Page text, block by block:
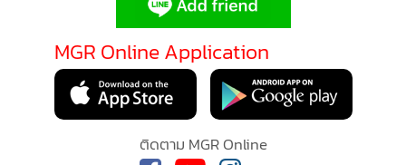
Gotomanager
MGR Online Application
ติดตาม MGR Online